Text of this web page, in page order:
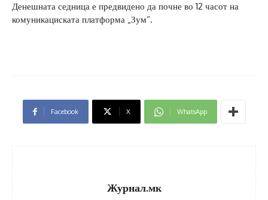
Денешната седница е предвидено да почне во 12 часот на
комуникациската платформа „Зум“.
Facebook X WhatsApp
Журнал.мк